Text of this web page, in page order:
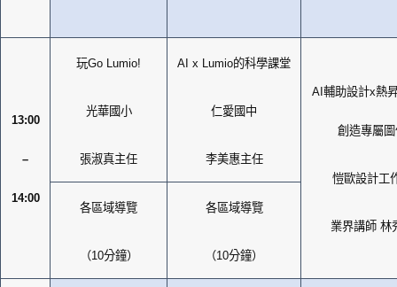
13:00
–
14:00
玩Go Lumio!
光華國小
張淑真主任
AI x Lumio的科學課堂
仁愛國中
李美惠主任
AI 輔助設計x熱
創造專屬
愷歐設計工
業界講師 林
各區域導覽
（10分鐘）
各區域導覽
（10分鐘）